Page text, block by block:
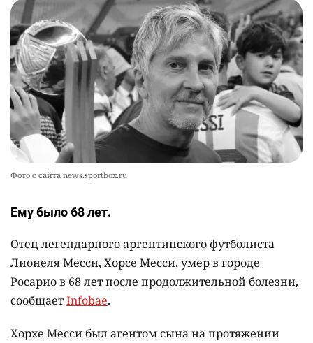
2 26
10
💻 В школах Казахстана изменили название и
содержание некоторых предметов
2472 3 19
Фото с сайта news.sportbox.ru
Ему было 68 лет.
Отец легендарного аргентинского футболиста
Лионеля Месси, Хорсе Месси, умер в городе
Росарио в 68 лет после продолжительной болезни,
сообщаетInfobae.
Хорхе Месси был агентом сына на протяжении